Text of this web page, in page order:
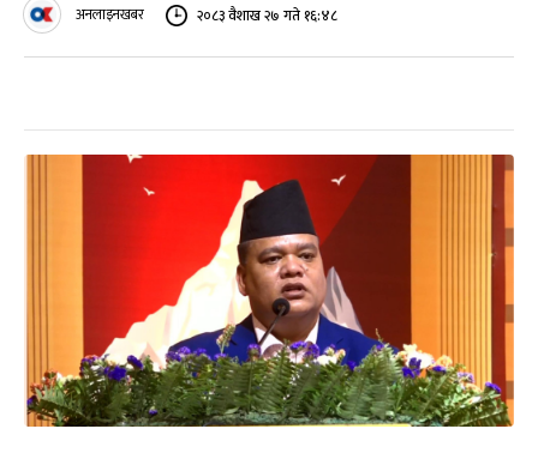
अनलाइनखबर २०८३ वैशाख २७ गते १६:४८